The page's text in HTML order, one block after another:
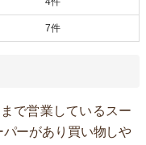
7件
で営業しているスー
ーがあり買い物しや